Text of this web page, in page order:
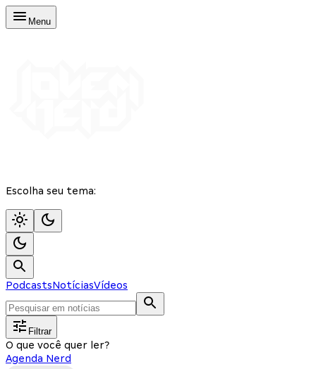
Menu
Escolha seu tema:
PodcastsNotíciasVídeos
Filtrar
O que você quer ler?
Agenda Nerd